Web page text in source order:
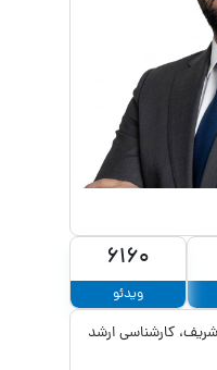
6160
ویدئو
کارشناسی ارشد